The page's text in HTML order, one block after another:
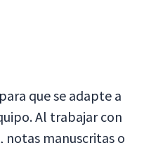
que se adapte a
Al trabajar con
manuscritas o